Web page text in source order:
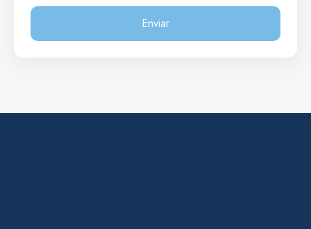
Enviar